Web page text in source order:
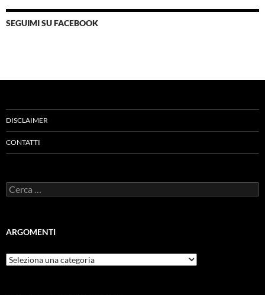
SEGUIMI SU FACEBOOK
DISCLAIMER
CONTATTI
Ricerca
per:
ARGOMENTI
ARGOMENTI